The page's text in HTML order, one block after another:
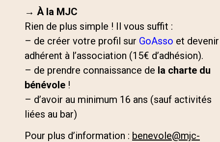
→ À la MJC
Rien de plus simple ! Il vous suffit :
– de créer votre profil sur GoAsso et devenir
adhérent à l’association (15€ d’adhésion).
– de prendre connaissance de la charte du
bénévole !
– d’avoir au minimum 16 ans (sauf activités
liées au bar)
Pour plus d’information : benevole@mjc-